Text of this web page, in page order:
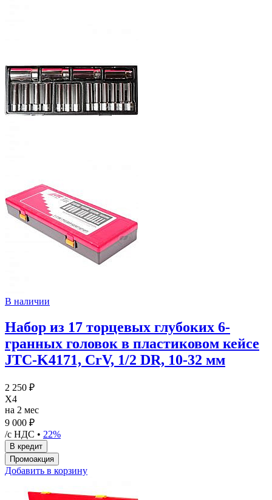
В наличии
Набор из 17 торцевых глубоких 6-
гранных головок в пластиковом кейсе
JTC-K4171, CrV, 1/2 DR, 10-32 мм
2 250 ₽
X4
на 2 мес
9 000 ₽
/с НДС • 22%
Добавить в корзину